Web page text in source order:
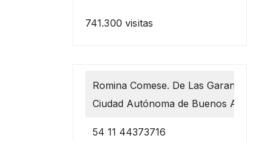
741.300 visitas
Romina Comese. De Las Garantías 1218
Ciudad Autónoma de Buenos Aires
54 11 44373716